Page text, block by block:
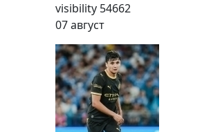
visibility 54662
07 август